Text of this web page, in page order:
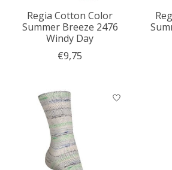
Regia Cotton Color
Summer Breeze 2476
Windy Day
€9,75